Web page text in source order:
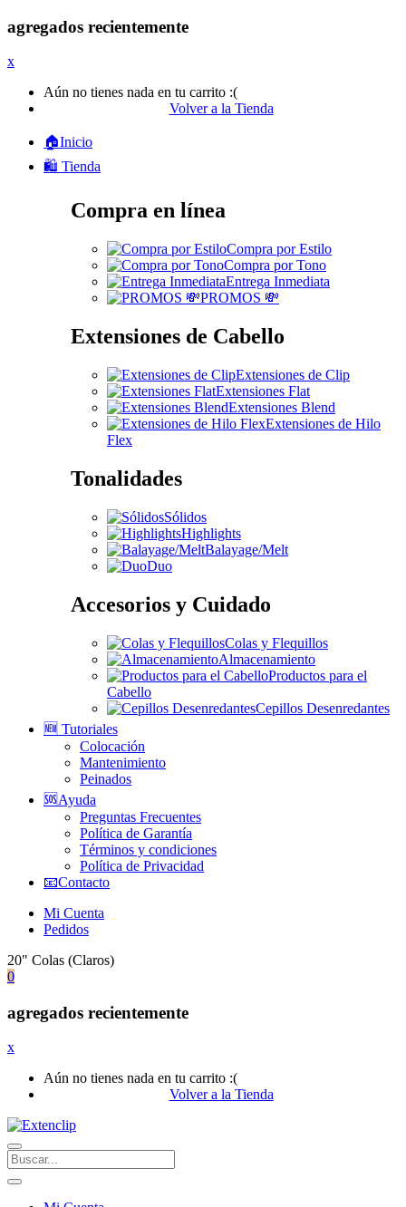
agregados recientemente
x
Aún no tienes nada en tu carrito :(
Volver a la Tienda
🏠Inicio
🛍️ Tienda
Compra en línea
Compra por Estilo
Compra por Tono
Entrega Inmediata
PROMOS 💸
Extensiones de Cabello
Extensiones de Clip
Extensiones Flat
Extensiones Blend
Extensiones de Hilo
Flex
Tonalidades
Sólidos
Highlights
Balayage/Melt
Duo
Accesorios y Cuidado
Colas y Flequillos
Almacenamiento
Productos para el
Cabello
Cepillos Desenredantes
🆕 Tutoriales
Colocación
Mantenimiento
Peinados
🆘Ayuda
Preguntas Frecuentes
Política de Garantía
Términos y condiciones
Política de Privacidad
📧Contacto
Mi Cuenta
Pedidos
20" Colas (Claros)
0
agregados recientemente
x
Aún no tienes nada en tu carrito :(
Volver a la Tienda